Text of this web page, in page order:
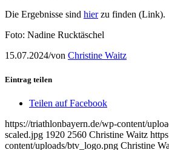
Die Ergebnisse sind hierzu finden (Link).
Foto: Nadine Rucktäschel
15.07.2024/von Christine Waitz
Eintrag teilen
Teilen auf Facebook
https://triathlonbayern.de/wp-content/
scaled.jpg 1920 2560 Christine Waitz
content/uploads/btv_logo.png Christine